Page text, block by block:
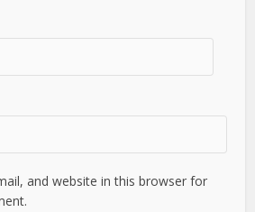
and website in this browser for